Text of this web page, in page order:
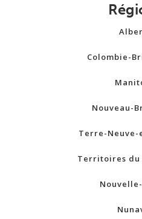
Colombie-
Nouveau-
Terre-
Territoires du